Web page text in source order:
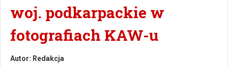
woj. podkarpackie w
fotografiach KAW-u
Autor: Redakcja